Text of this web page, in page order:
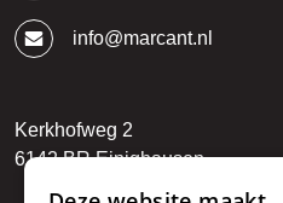
info@marcant.nl
Kerkhofweg 2
6142 BR Einighausen